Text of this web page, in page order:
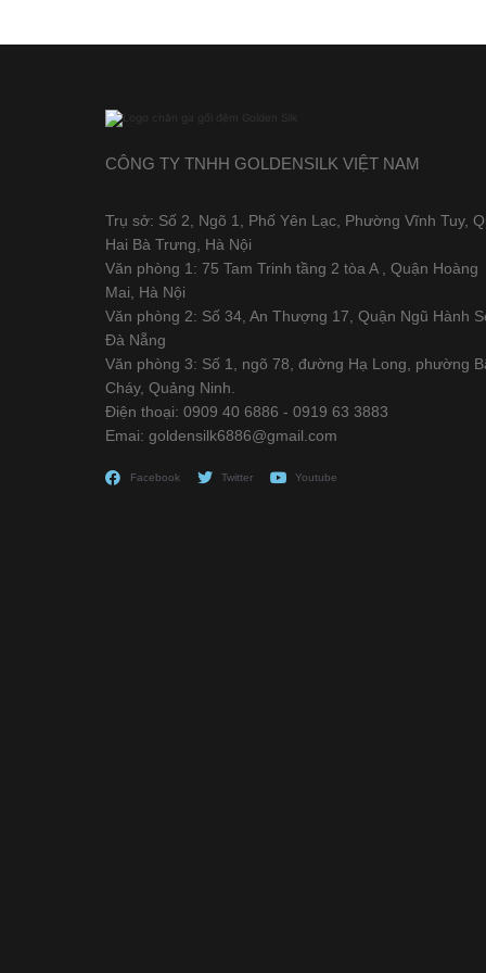
CÔNG TY TNHH GOLDENSILK VIỆT NAM
Trụ sở: Số 2, Ngõ 1, Phố Yên Lạc, Phường Vĩnh Tuy,
Hai Bà Trưng, Hà Nội
Văn phòng 1: 75 Tam Trinh tầng 2 tòa A , Quận Hoàng
Mai, Hà Nội
Văn phòng 2: Số 34, An Thượng 17, Quận Ngũ Hành
Đà Nẵng
Văn phòng 3: Số 1, ngõ 78, đường Hạ Long, phường
Cháy, Quảng Ninh.
Điện thoại: 0909 40 6886 - 0919 63 3883
Emai: goldensilk6886@gmail.com
Facebook Twitter Youtube